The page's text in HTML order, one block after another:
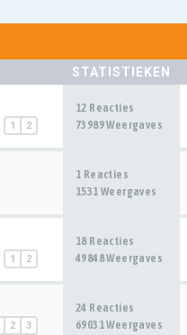
STATISTIEKEN
1 2
12 Reacties
73989 Weergaves
1 Reacties
1531 Weergaves
1 2
18 Reacties
49848 Weergaves
2 3
24 Reacties
69031 Weergaves